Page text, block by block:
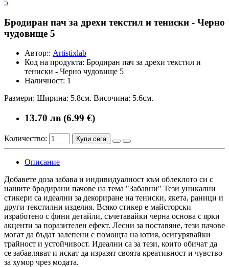
Бродиран пач за дрехи текстил и тениски - Черно
чудовище 5
Автор:: Artistixlab
Код на продукта: Бродиран пач за дрехи текстил и
тениски - Черно чудовище 5
Наличност: 1
Размери: Ширина: 5.8см. Височина: 5.6см.
13.70 лв (6.99 €)
Количество: Купи сега
Описание
Добавете доза забава и индивидуалност към облеклото си с
нашите бродирани пачове на тема "Забавни" Тези уникални
стикери са идеални за декориране на тениски, якета, раници и
други текстилни изделия. Всяко стикер е майсторски
изработено с фини детайли, съчетавайки черна основа с ярки
акценти за поразителен ефект. Лесни за поставяне, тези пачове
могат да бъдат залепени с помощта на ютия, осигурявайки
трайност и устойчивост. Идеални са за тези, които обичат да
се забавляват и искат да изразят своята креативност и чувство
за хумор чрез модата.